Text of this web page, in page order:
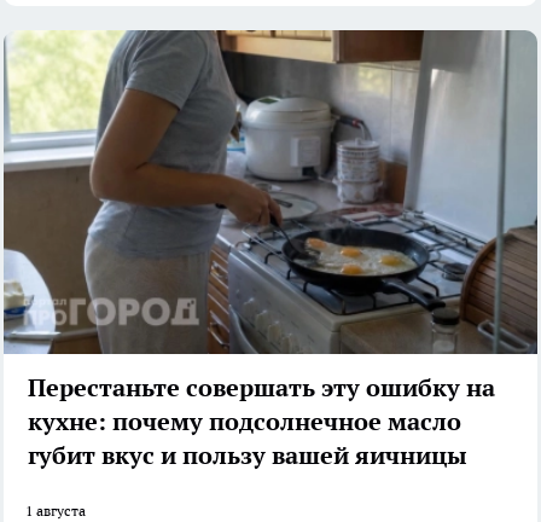
Перестаньте совершать эту ошибку на
кухне: почему подсолнечное масло
губит вкус и пользу вашей яичницы
1 августа